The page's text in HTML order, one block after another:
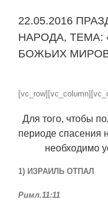
22.05.2016
НАРОДА, ТЕМА:
БОЖЬИХ
Image
Для того, чтобы
периоде спасения
необходимо
1) ИЗРАИЛЬ ОТПАЛ
Римл.11:11